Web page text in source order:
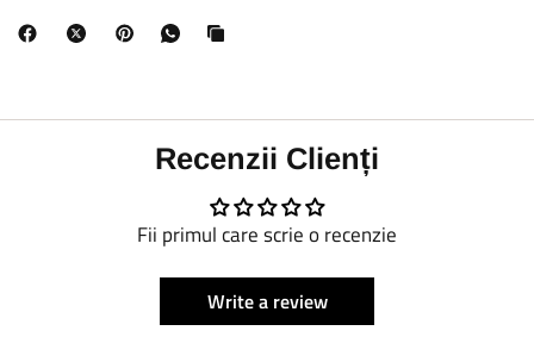
Recenzii Clienți
Fii primul care scrie o recenzie
Write a review